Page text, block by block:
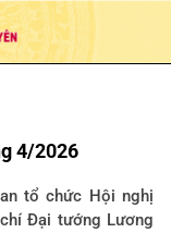
4/2026
tổ chức Hội nghị
Đại tướng Lương